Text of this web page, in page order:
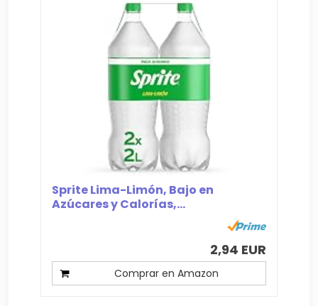
Sprite Lima-Limón, Bajo en
Azúcares y Calorías,...
2,94 EUR
Comprar en Amazon